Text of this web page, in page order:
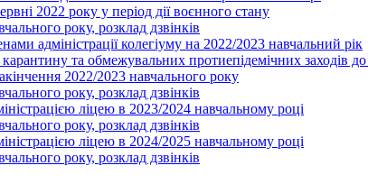
2022 року у період дії воєнного стану
року, розклад дзвінків
адміністрації колегіуму на 2022/2023 навчальний рік
та обмежувальних протиепідемічних заходів
2022/2023 навчального року
року, розклад дзвінків
ліцею в 2023/2024 навчальному році
року, розклад дзвінків
ліцею в 2024/2025 навчальному році
року, розклад дзвінків